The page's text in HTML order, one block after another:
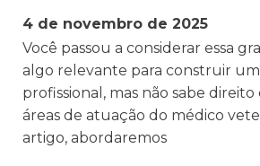
4 de novembro de 2025
Você passou a considerar essa
algo relevante para construir
profissional, mas não sabe direito
áreas de atuação do médico
artigo, abordaremos